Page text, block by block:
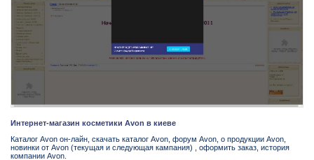
Интернет-магазин косметики Avon в киеве
Каталог Avon он-лайн, скачать каталог Avon, форум Avon, о продукции Avon,
новинки от Avon (текущая и следующая кампания) , оформить заказ, история
компании Avon.